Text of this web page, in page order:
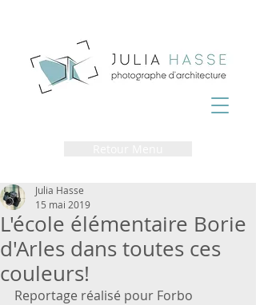
L'école élémentaire Borie
d'Arles dans toutes ces
couleurs!
Julia Hasse
15 mai 2019
Reportage réalisé pour Forbo